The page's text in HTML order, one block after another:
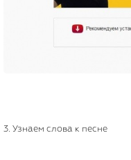
3. Узнаем слова к песне